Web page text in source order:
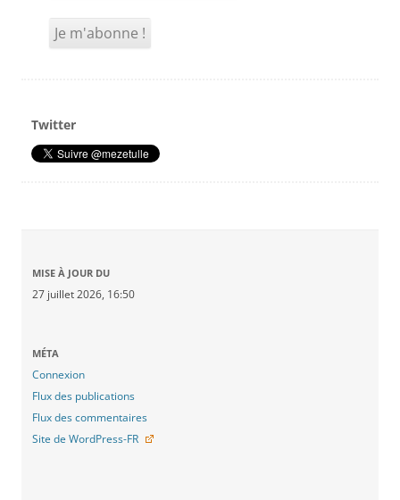
Twitter
MISE À JOUR DU
27 juillet 2026, 16:50
MÉTA
Connexion
Flux des publications
Flux des commentaires
Site de WordPress-FR